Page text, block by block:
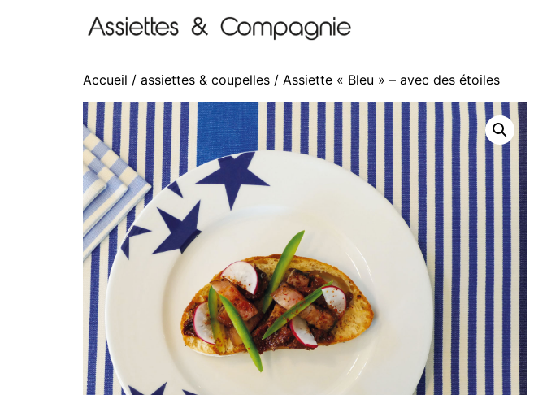
Accueil / assiettes & coupelles / Assiette « Bleu » – avec des étoiles